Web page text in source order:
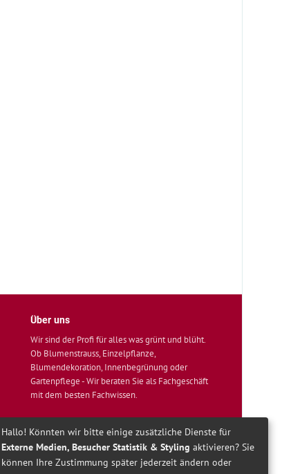
Über uns
Wir sind der Profi für alles was grünt und blüht.
Ob Blumenstrauss, Einzelpflanze,
Blumendekoration, Innenbegrünung oder
Gartenpflege - Wir beraten Sie als Fachgeschäft
mit dem besten Fachwissen.
Hallo! Könnten wir bitte einige zusätzliche Dienste für
Externe Medien, Besucher Statistik & Styling aktivieren? Sie
können Ihre Zustimmung später jederzeit ändern oder